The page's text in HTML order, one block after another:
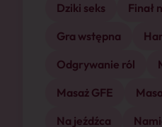
Dziki seks
Finał
Gra wstępna
Odgrywanie ról
Masaż GFE
Na jeźdźca